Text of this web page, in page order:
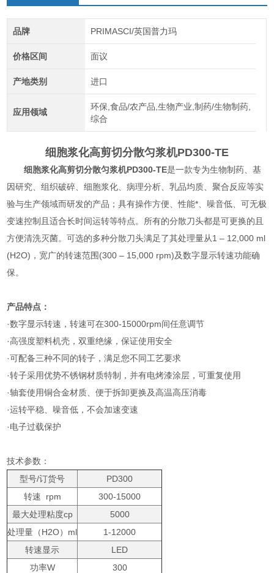
品牌 PRIMASCI/英国普力玛
价格区间 面议
产地类别 进口
应用领域
环保,食品/农产品,生物产业,制药/生物制药,
综合
细胞浆化高剪切分散匀浆机PD300-TE
细胞浆化高剪切分散匀浆机PD300-TE是一款专为生物制药、基
因研究、组织破碎、细胞浆化、病理分析、乳品均质、聚合反应等实
验与生产领域而研发的产品；具有操作方便、性能*、噪音低、可无极
变速控制且适合长时间运转等特点。所有的分散刀头都是可更换的且
方便清洗灭菌。可选的多种分散刀头满足了其处理量从1 – 12,000 ml
(H2O)，宽广的转速范围(300 – 15,000 rpm)及数字显示转速功能确
保。
产品特点：
·数字显示转速，转速可在300-15000rpm间任意调节
·高强度塑料机壳，双重绝缘，保证使用安全
·可配备三种不同的转子，满足您不同工艺要求
·转子采用优势不锈钢材质特制，并有电烤漆涂层，可重复使用
·轴套使用铜合金材质、便于拆卸更换及高温高压消毒
·运转平稳、噪音低，不会加速变速
·电子过载保护
技术参数：
型号/订货号
PD300
转速 rpm
300-15000
最大处理粘度cp
5000
处理量（H2O）ml
1-12000
转速显示
LED
功率W
300